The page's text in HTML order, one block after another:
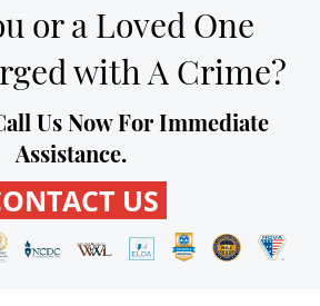
Under the Influence of a
A Passenger Under 14
DUI
or a Loved One
with A Crime?
Us Now For Immediate
Assistance.
US